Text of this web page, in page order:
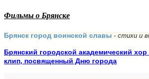
Фильмы о Брянске
Брянск город воинской славы - стихи и
Брянский городской академический
клип, посвященный Дню города